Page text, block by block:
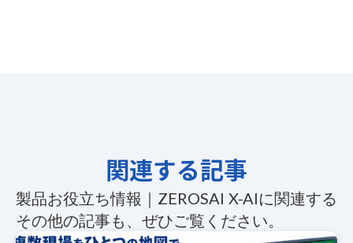
関連する記事
製品お役立ち情報｜ZEROSAI X-AIに関連する
その他の記事も、ぜひご覧ください。